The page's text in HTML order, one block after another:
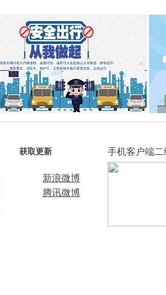
获取更新
新浪微博
腾讯微博
手机客户端二